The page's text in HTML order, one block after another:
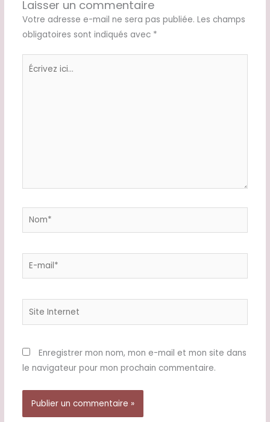
Laisser un commentaire
Votre adresse e-mail ne sera pas publiée. Les champs
obligatoires sont indiqués avec *
Écrivez
Nom*
E-
mail*
Site
Enregistrer mon nom, mon e-mail et mon site dans
le navigateur pour mon prochain commentaire.